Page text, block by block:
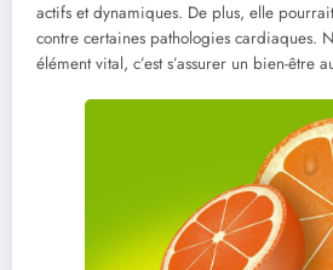
actifs et dynamiques. De plus, elle
contre certaines pathologies cardiaques.
élément vital, c’est s’assurer un bien-être